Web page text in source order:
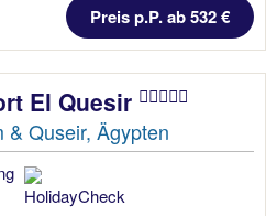
Preis p.P. ab 532 €
El Quesir
& Quseir, Ägypten